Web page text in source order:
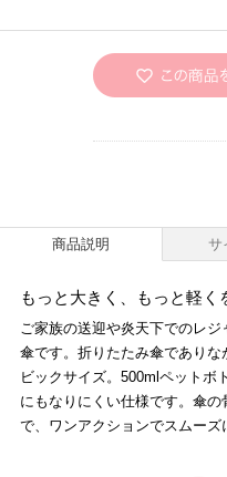
商品説明 サ
もっと大きく、もっと軽く
ご家族の送迎や炎天下でのレ
傘です。折りたたみ傘であり
ビックサイズ。500mlペットボ
にもなりにくい仕様です。傘
で、ワンアクションでスムーズ